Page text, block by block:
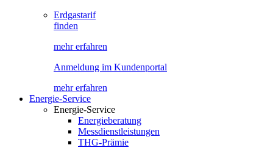
Erdgastarif
finden
mehr erfahren
Anmeldung im Kundenportal
mehr erfahren
Energie-Service
Energie-Service
Energieberatung
Messdienstleistungen
THG-Prämie